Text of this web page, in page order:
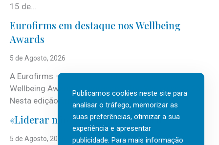
15 de...
Eurofirms em destaque nos Wellbeing
Awards
5 de Agosto, 2026
A Eurofirms – People first está de regresso aos
Wellbeing Awards, integrando o Top Wellbeing 2026.
Nesta edição, a multinacional...
«Liderar não é um talento místico.»
5 de Agosto, 2026
Publicamos cookies neste site para
analisar o tráfego, memorizar as
suas preferências, otimizar a sua
experiência e apresentar
publicidade. Para mais informação